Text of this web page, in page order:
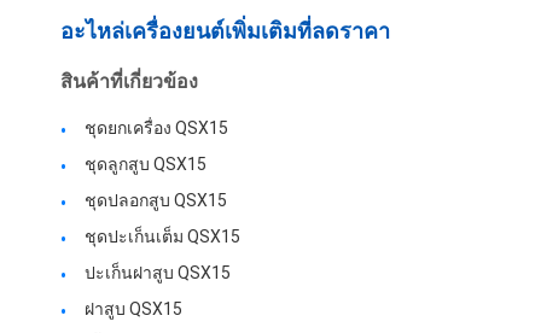
บ้าน
สินค้า
รายการ VR
เกี่ยวกับเรา
ทัวร์โรงงาน
การควบคุมคุณภาพ
อะไหล่เครื่องยนต์เพิ่มเติมที่ลดราคา
สินค้าที่เกี่ยวข้อง
ชุดยกเครื่อง QSX15
ชุดลูกสูบ QSX15
ชุดปลอกสูบ QSX15
ชุดปะเก็นเต็ม QSX15
ปะเก็นฝาสูบ QSX15
ฝาสูบ QSX15